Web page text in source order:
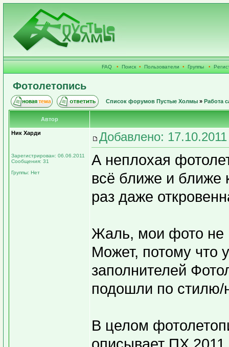
FAQ • Поиск • Пользователи • Группы •
Фотолетопись
Список форумов Пустые Холмы » Работа
Автор
Ник Харди
Зарегистрирован: 06.06.2011
Сообщения: 31
Группы: Нет
Добавлено:
А неплохая
всё ближе и ближе
раз даже
Жаль, мои фото не
Может, потому что
заполнителей
подошли по стилю/
В целом